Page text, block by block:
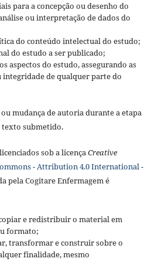
para a concepção ou desenho do
ou interpretação de dados do
do conteúdo intelectual do estudo;
do estudo a ser publicado;
aspectos do estudo, assegurando as
integridade de qualquer parte do
mudança de autoria durante a etapa
texto submetido.
sob a licençaCreative
- Attribution 4.0 International -
pela Cogitare Enfermagem é
e redistribuir o material em
formato;
transformar e construir sobre o
finalidade, mesmo